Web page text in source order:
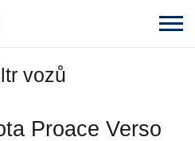
vozů
Proace Verso